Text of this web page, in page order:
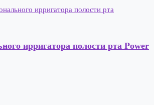
ирригатора полости рта Power